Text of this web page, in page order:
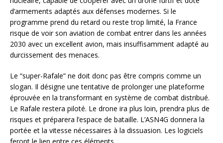
d’armements adaptés aux défenses modernes. Si le
programme prend du retard ou reste trop limité, la France
risque de voir son aviation de combat entrer dans les années
2030 avec un excellent avion, mais insuffisamment adapté au
durcissement des menaces.
Le “super-Rafale” ne doit donc pas être compris comme un
slogan. Il désigne une tentative de prolonger une plateforme
éprouvée en la transformant en système de combat distribué.
Le Rafale restera piloté. Le drone ira plus loin, prendra plus de
risques et préparera l’espace de bataille. L’ASN4G donnera la
portée et la vitesse nécessaires à la dissuasion. Les logiciels
feront le lien entre ces éléments.